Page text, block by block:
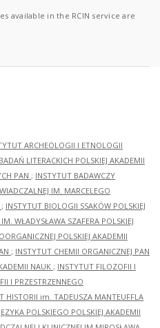
available in the RCIN service are
ARCHEOLOGII I ETNOLOGII
LITERACKICH POLSKIEJ AKADEMII
PAN ; INSTYTUT BADAWCZY
IM. MARCELEGO
; INSTYTUT BIOLOGII SSAKÓW POLSKIEJ
WŁADYSŁAWA SZAFERA POLSKIEJ
POLSKIEJ AKADEMII
; INSTYTUT CHEMII ORGANICZNEJ PAN
NAUK ; INSTYTUT FILOZOFII I
I PRZESTRZENNEGO
HISTORII im. TADEUSZA MANTEUFFLA
POLSKIEGO POLSKIEJ AKADEMII